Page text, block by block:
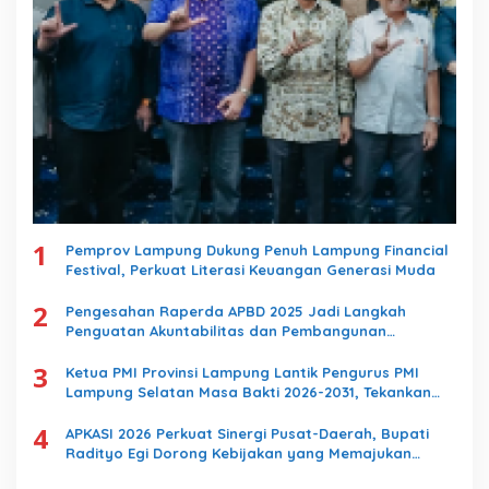
1
Pemprov Lampung Dukung Penuh Lampung Financial
Festival, Perkuat Literasi Keuangan Generasi Muda
2
Pengesahan Raperda APBD 2025 Jadi Langkah
Penguatan Akuntabilitas dan Pembangunan
3
Ketua PMI Provinsi Lampung Lantik Pengurus PMI
Lampung Selatan Masa Bakti 2026-2031, Tekankan
4
APKASI 2026 Perkuat Sinergi Pusat-Daerah, Bupati
Radityo Egi Dorong Kebijakan yang Memajukan